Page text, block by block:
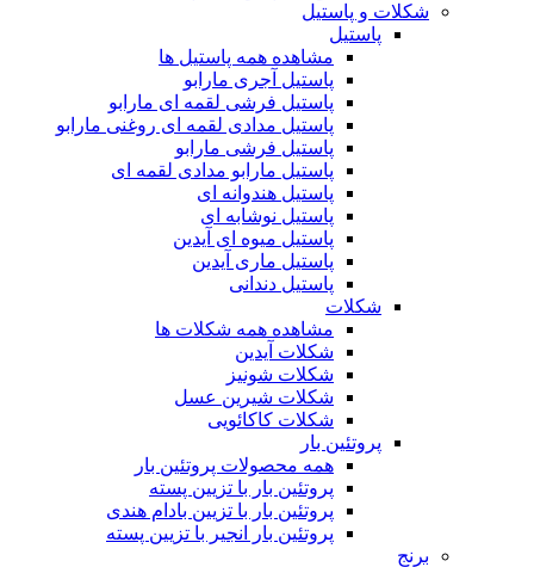
شکلات و پاستیل
پاستیل
مشاهده همه پاستیل ها
پاستیل آجری مارابو
پاستیل فرشی لقمه ای مارابو
پاستیل مدادی لقمه ای روغنی مارابو
پاستیل فرشی مارابو
پاستیل مارابو مدادی لقمه ای
پاستیل هندوانه ای
پاستیل نوشابه ای
پاستیل میوه ای آیدین
پاستیل ماری آیدین
پاستیل دندانی
شکلات
مشاهده همه شکلات ها
شکلات آیدین
شکلات شونیز
شکلات شیرین عسل
شکلات کاکائویی
پروتئین بار
همه محصولات پروتئین بار
پروتئین بار با تزیین پسته
پروتئین بار با تزیین بادام هندی
پروتئین بار انجیر با تزیین پسته
برنج